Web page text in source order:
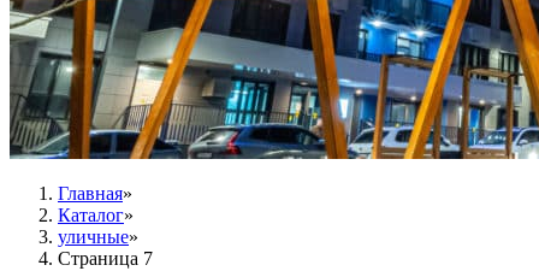
Главная»
Каталог»
уличные»
Страница 7